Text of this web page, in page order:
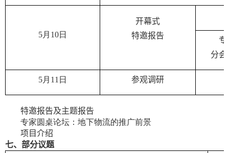
5月 10日
开幕式
特邀报告
专
分会
5月 11 日 参观调研
特邀报告及主题报告
专家圆桌论坛：地下物流的推广前景
项目介绍
七、 部分议题